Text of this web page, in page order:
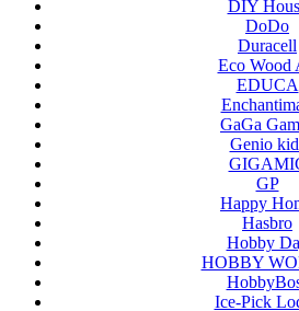
DIY
DoDo
Duracell
Eco Wood
EDUCA
GaGa
Genio
GP
Happy
Hasbro
Hobby
HOBBY
Ice-Pick